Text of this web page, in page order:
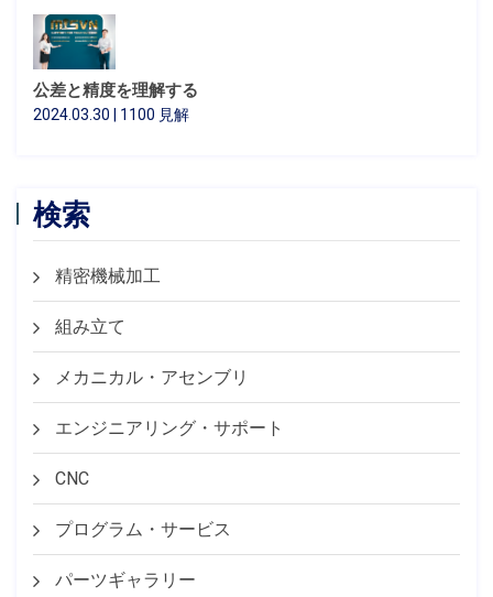
公差と精度を理解する
2024.03.30 | 1100 見解
検索
精密機械加工
組み立て
メカニカル・アセンブリ
エンジニアリング・サポート
CNC
プログラム・サービス
パーツギャラリー